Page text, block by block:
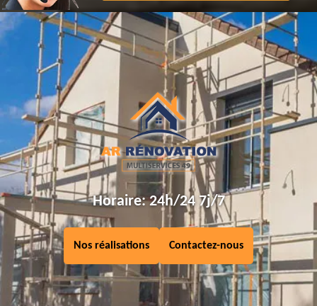
Horaire: 24h/24 7j/7
Nos réalisations Contactez-nous